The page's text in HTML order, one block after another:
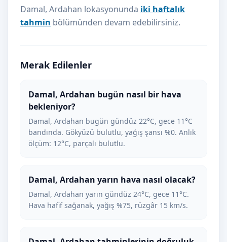
Damal, Ardahan lokasyonunda iki haftalık
tahmin bölümünden devam edebilirsiniz.
Merak Edilenler
Damal, Ardahan bugün nasıl bir hava
bekleniyor?
Damal, Ardahan bugün gündüz 22°C, gece 11°C
bandında. Gökyüzü bulutlu, yağış şansı %0. Anlık
ölçüm: 12°C, parçalı bulutlu.
Damal, Ardahan yarın hava nasıl olacak?
Damal, Ardahan yarın gündüz 24°C, gece 11°C.
Hava hafif sağanak, yağış %75, rüzgâr 15 km/s.